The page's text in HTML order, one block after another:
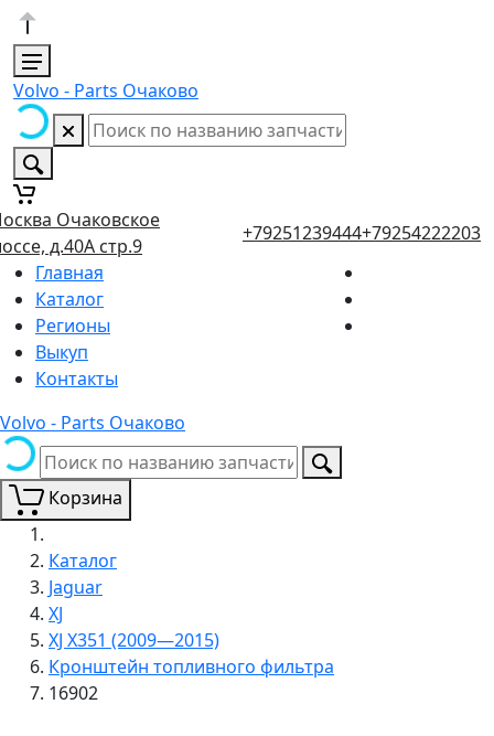
Volvo - Parts Очаково
Очаковское
д.40А стр.9
+79251239444+79254222203
Главная
Каталог
Регионы
Выкуп
Контакты
Volvo - Parts Очаково
Корзина
Каталог
Jaguar
XJ
XJ X351 (2009—2015)
Кронштейн топливного фильтра
16902